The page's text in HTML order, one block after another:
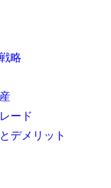
略
ード
デメリット